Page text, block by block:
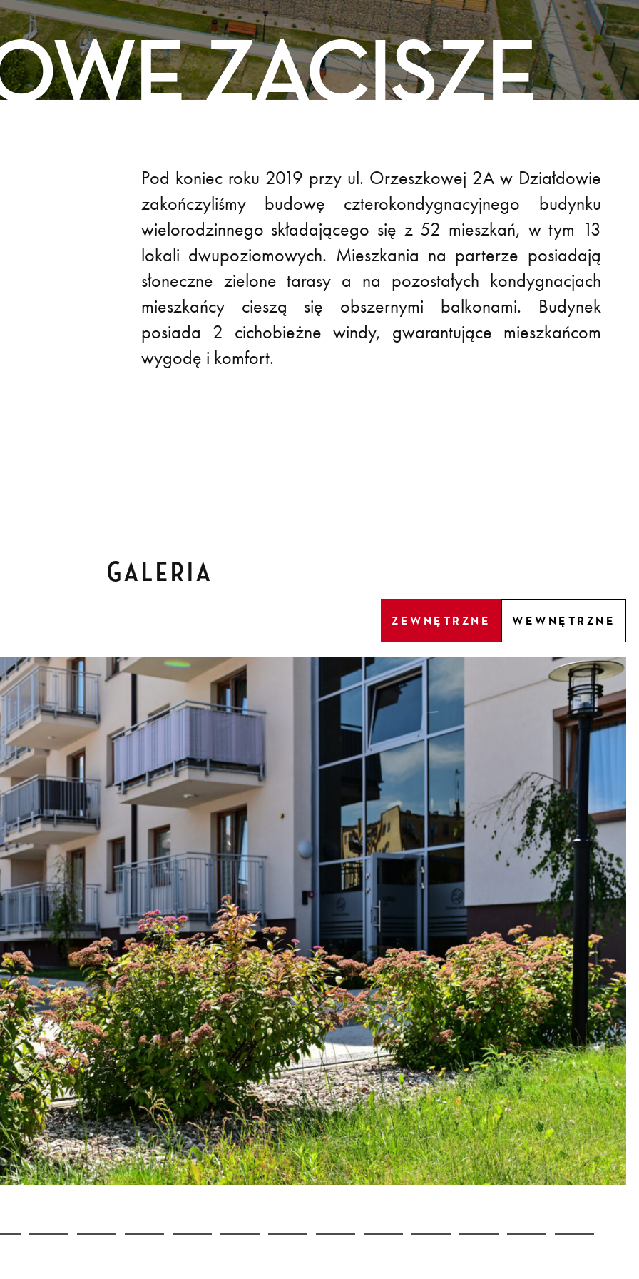
ZACISZE
Pod koniec roku 2019 przy ul. Orzeszkowej 2A w Działdowie
zakończyliśmy budowę czterokondygnacyjnego budynku
wielorodzinnego składającego się z 52 mieszkań, w tym 13
lokali dwupoziomowych. Mieszkania na parterze posiadają
słoneczne zielone tarasy a na pozostałych kondygnacjach
mieszkańcy cieszą się obszernymi balkonami. Budynek
posiada 2 cichobieżne windy, gwarantujące mieszkańcom
wygodę i komfort.
GALERIA
ZEWNĘTRZNE WEWNĘTRZNE